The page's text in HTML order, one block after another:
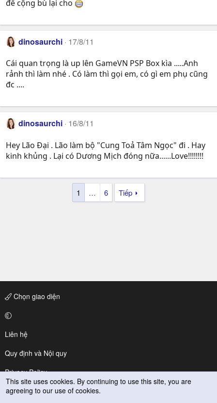
để cộng bù lại cho
dinosaurchi 17/8/11
Cái quan trọng là up lên GameVN PSP Box kìa .....Anh
rảnh thì làm nhé . Có làm thì gọi em, có gì em phụ cũng
đc ....
dinosaurchi 16/8/11
Hey Lão Đại . Lão làm bộ "Cung Toả Tâm Ngọc" đi . Hay
kinh khủng . Lại có Dương Mịch đóng nữa......Love!!!!!!!!
1 … 6 Tiếp
Chọn giao diện
Liên hệ
Quy định và Nội quy
Privacy Policy
Trợ giúp
This site uses cookies. By continuing to use this site, you are
agreeing to our use of cookies.